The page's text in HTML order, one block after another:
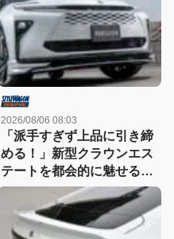
2026/08/06 08:03
「派手すぎず上品に引き締
める！」新型クラウンエス
テートを都会的に魅せる、
モデリスタのディーラーで
買える流麗スタイル